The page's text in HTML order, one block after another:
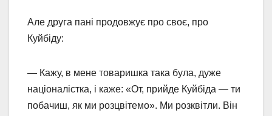
Але друга пані продовжує про своє, про
Куйбіду:
— Кажу, в мене товаришка така була, дуже
націоналістка, і каже: «От, прийде Куйбіда — ти
побачиш, як ми розцвітемо». Ми розквітли. Він